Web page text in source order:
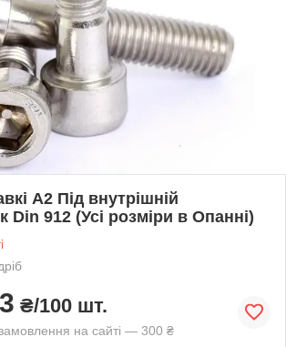
А2 Під внутрішній
Din 912 (Усі розміри в Опанні)
₴/100 шт.
на сайті — 300 ₴